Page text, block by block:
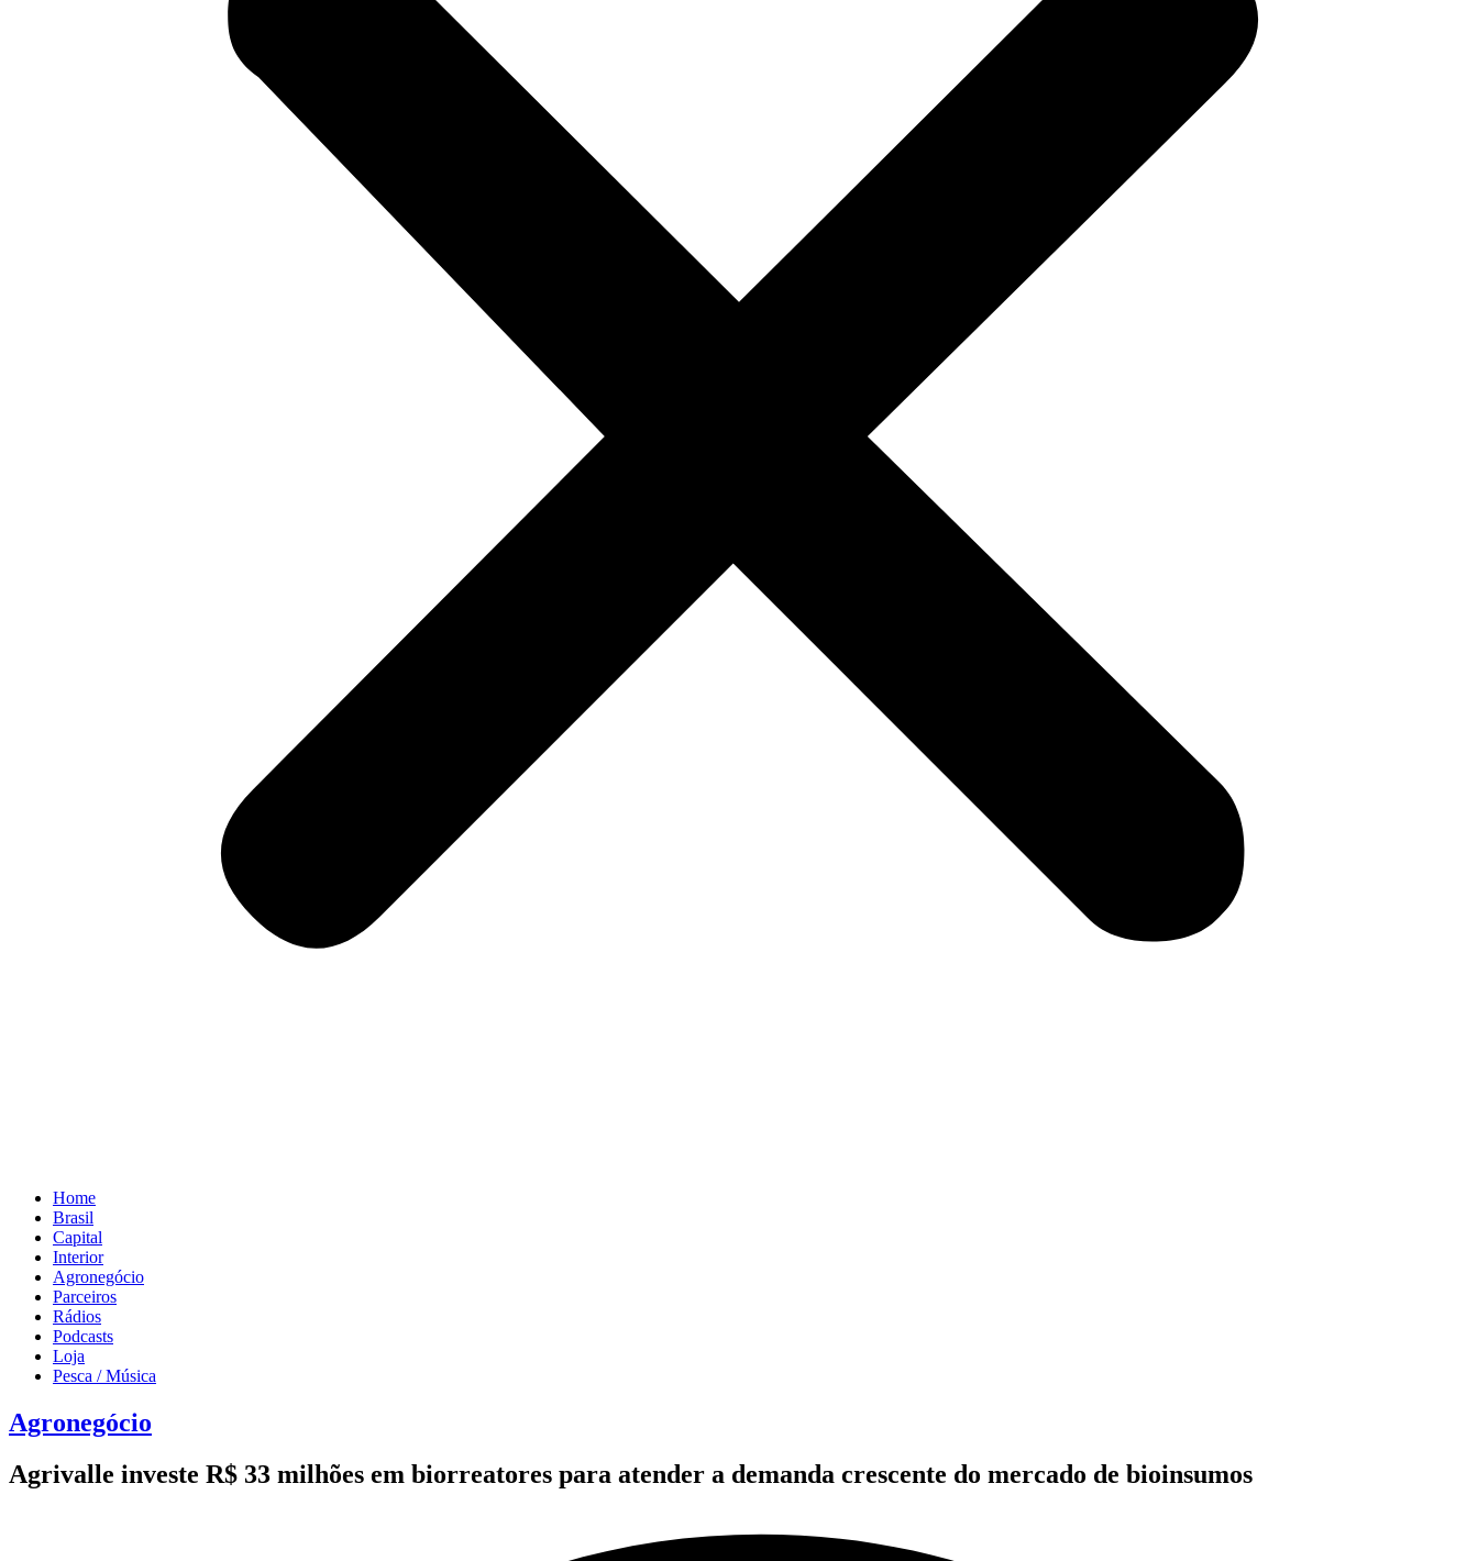
Home
Brasil
Capital
Interior
Agronegócio
Parceiros
Rádios
Podcasts
Loja
Pesca / Música
Agronegócio
Agrivalle investe R$ 33 milhões em biorreatores para atender a demanda crescente do mercado de bioinsumos